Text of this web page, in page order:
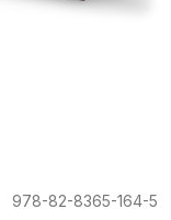
978-82-8365-164-5